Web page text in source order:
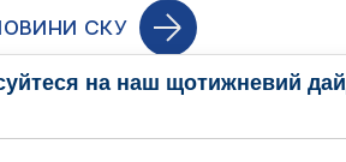
СКУ
на наш щотижневий